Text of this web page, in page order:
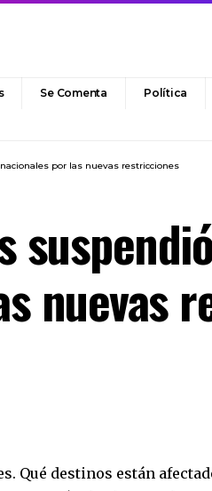
Se Comenta Política
por las nuevas restricciones
nuevas
Qué destinos están